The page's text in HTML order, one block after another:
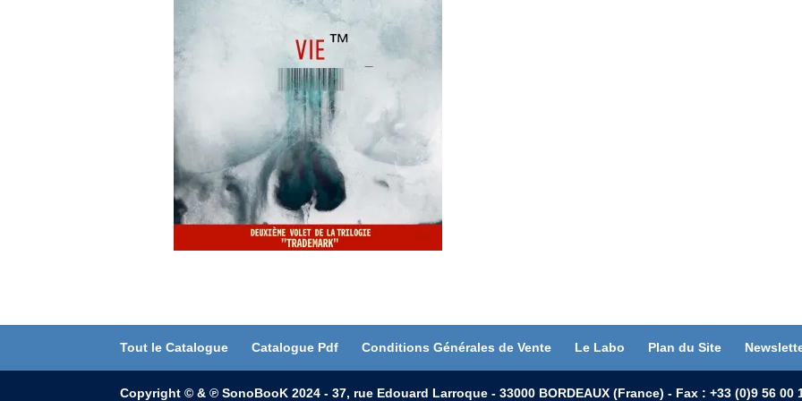
Tout le Catalogue Catalogue Pdf Conditions Générales de Vente Le Labo Plan du Site
Copyright © & ℗ SonoBooK 2024 - 37, rue Edouard Larroque - 33000 BORDEAUX (France) - Fax : +33 (0)9 56